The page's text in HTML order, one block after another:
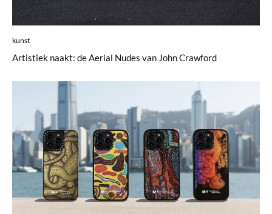
kunst
Artistiek naakt: de Aerial Nudes van John Crawford